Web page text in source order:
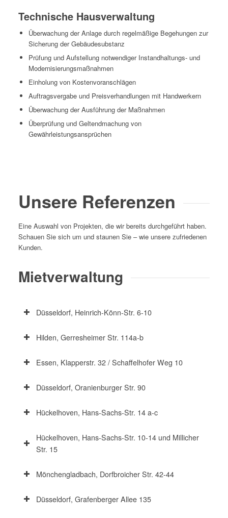
Technische Hausverwaltung
Überwachung der Anlage durch regelmäßige Begehungen zur
Sicherung der Gebäudesubstanz
Prüfung und Aufstellung notwendiger Instandhaltungs- und
Modernisierungsmaßnahmen
Einholung von Kostenvoranschlägen
Auftragsvergabe und Preisverhandlungen mit Handwerkern
Überwachung der Ausführung der Maßnahmen
Überprüfung und Geltendmachung von
Gewährleistungsansprüchen
Unsere Referenzen
Eine Auswahl von Projekten, die wir bereits durchgeführt haben.
Schauen Sie sich um und staunen Sie – wie unsere zufriedenen
Kunden.
Mietverwaltung
Düsseldorf, Heinrich-Könn-Str. 6-10
Hilden, Gerresheimer Str. 114a-b
Essen, Klapperstr. 32 / Schaffelhofer Weg 10
Düsseldorf, Oranienburger Str. 90
Hückelhoven, Hans-Sachs-Str. 14 a-c
Hückelhoven, Hans-Sachs-Str. 10-14 und Millicher
Str. 15
Mönchengladbach, Dorfbroicher Str. 42-44
Düsseldorf, Grafenberger Allee 135